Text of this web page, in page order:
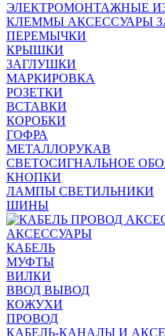
ЭЛЕКТРОМОНТАЖНЫЕ
КЛЕММЫ АКСЕССУАРЫ
ПЕРЕМЫЧКИ
КРЫШКИ
ЗАГЛУШКИ
МАРКИРОВКА
РОЗЕТКИ
ВСТАВКИ
КОРОБКИ
ГОФРА
МЕТАЛЛОРУКАВ
СВЕТОСИГНАЛЬНОЕ
КНОПКИ
ЛАМПЫ СВЕТИЛЬНИКИ
ШИНЫ
АКСЕССУАРЫ
КАБЕЛЬ
МУФТЫ
ВИЛКИ
ВВОД ВЫВОД
КОЖУХИ
ПРОВОД
КАБЕЛЬ-КАНАЛЫ И